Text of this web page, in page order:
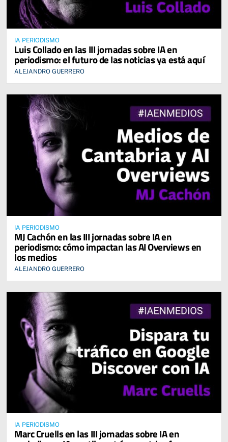
IA PERIODISMO
Luis Collado en las III jornadas sobre IA en
periodismo: el futuro de las noticias ya está aquí
ALEJANDRO GUERRERO
IA PERIODISMO
MJ Cachón en las III jornadas sobre IA en
periodismo: cómo impactan las AI Overviews en
los medios
ALEJANDRO GUERRERO
IA PERIODISMO
Marc Cruells en las III jornadas sobre IA en